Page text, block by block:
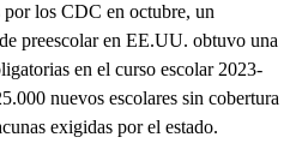
por los CDC en octubre, un
preescolar en EE.UU. obtuvo una
en el curso escolar 2023-
nuevos escolares sin cobertura
exigidas por el estado.